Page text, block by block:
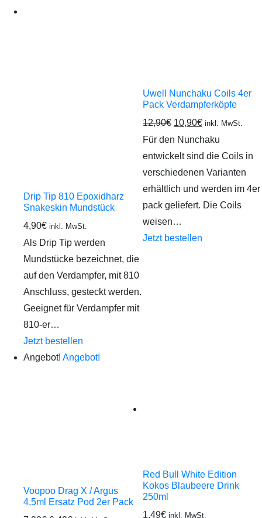
Drip Tip 810 Epoxidharz
Snakeskin Mundstück
4,90€ inkl. MwSt.
Als Drip Tip werden
Mundstücke bezeichnet, die
auf den Verdampfer, mit 810
Anschluss, gesteckt werden.
Geeignet für Verdampfer mit
810-er…
Jetzt bestellen
Uwell Nunchaku Coils 4er
Pack Verdampferköpfe
12,90€ 10,90€ inkl. MwSt.
Für den Nunchaku
entwickelt sind die Coils in
verschiedenen Varianten
erhältlich und werden im 4er
pack geliefert. Die Coils
weisen…
Jetzt bestellen
Angebot! Angebot!
Voopoo Drag X / Argus
4,5ml Ersatz Pod 2er Pack
Red Bull White Edition
Kokos Blaubeere Drink
250ml
1,49€ inkl. MwSt.